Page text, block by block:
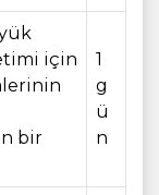
için
bir
1
g
ü
n